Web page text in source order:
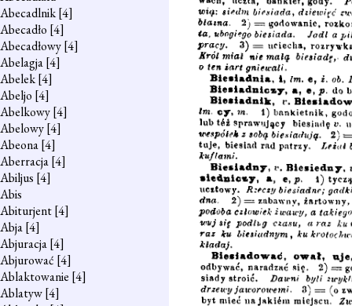
Abecadlnik[4]
Abecadło [4]
Abecadłowy[4]
Abelagja[4]
Abelek[4]
Abeljo [4]
Abelkowy[4]
Abelowy[4]
Abeona[4]
Aberracja[4]
Abiljus [4]
Abis
Abiturjent[4]
Abja[4]
Abjuracja[4]
Abjurować [4]
Ablaktowanie [4]
Ablatyw[4]